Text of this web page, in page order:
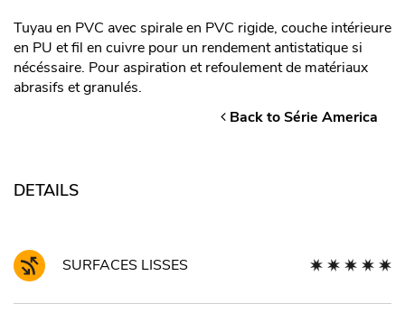
Tuyau en PVC avec spirale en PVC rigide, couche intérieure
en PU et fil en cuivre pour un rendement antistatique si
nécéssaire. Pour aspiration et refoulement de matériaux
abrasifs et granulés.
Back to Série America
DETAILS
SURFACES LISSES